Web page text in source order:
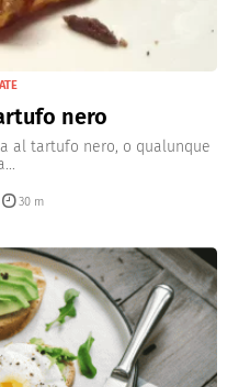
nero
al tartufo nero, o qualunque
30 m